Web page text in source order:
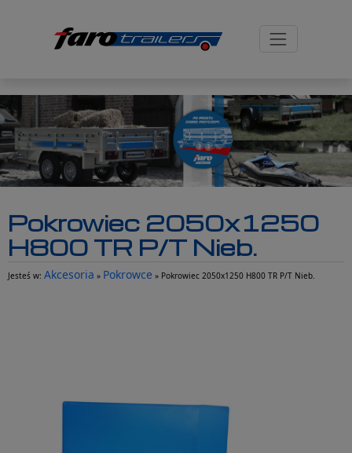
Pokrowiec 2050x1250
H800 TR P/T Nieb.
Jesteś w: Akcesoria » Pokrowce » Pokrowiec 2050x1250 H800 TR P/T Nieb.